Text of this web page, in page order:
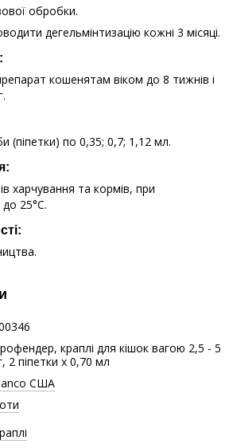
обробки.
дегельмінтизацію кожні 3 місяці.
кошенятам віком до 8 тижнів і
(піпетки) по 0,35; 0,7; 1,12 мл.
харчування та кормів, при
до 25°С.
краплі для кішок вагою 2,5 - 5
2 піпетки х 0,70 мл
США